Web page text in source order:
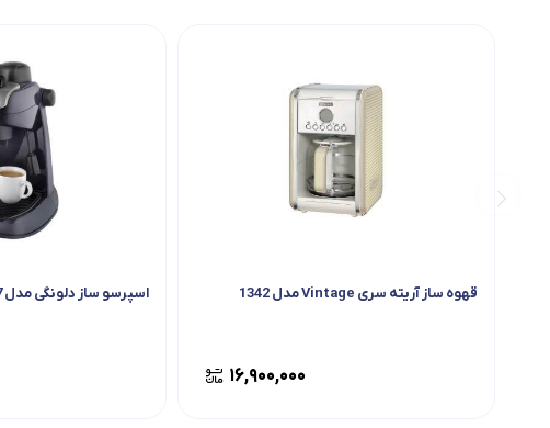
قهوه ساز آریته سری Vintage مدل 1342
۱۶,۹۰۰,۰۰۰
اسپرسو ساز دلونگی مدل EC7